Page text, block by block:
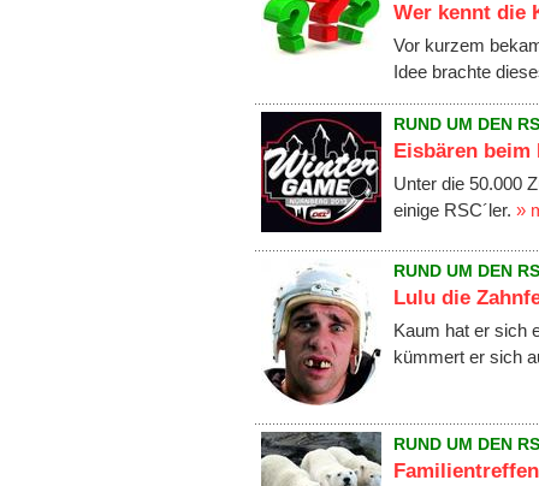
Wer kennt die
Vor kurzem
Idee brachte
RUND UM DEN
Eisbären beim
Unter die 50.000
einige RSC´ler. »
RUND UM DEN
Lulu die
Kaum hat er sich
kümmert er sich
RUND UM DEN